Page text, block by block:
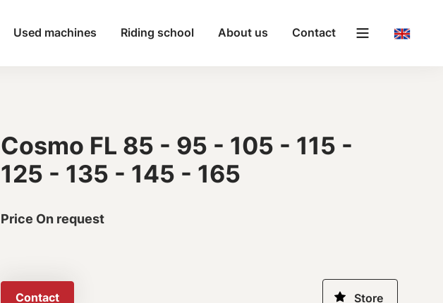
Used machines Riding school About us Contact
Cosmo FL 85 - 95 - 105 - 115 -
125 - 135 - 145 - 165
Price On request
Contact